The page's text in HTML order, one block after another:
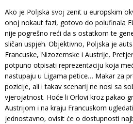
Ako je Poljska svoj zenit u europskim
onoj nokaut fazi, gotovo do polufinala
nije pogrešno reći da s ostatkom te
sličan uspjeh. Objektivno, Poljska je
Francuske, Nizozemske i Austrije.
potpuno otpisati reprezentaciju koja
nastupaju u Ligama petice… Makar za
pozicije, ali i takav scenarij ne nosi sa
vjerojatnost. Hoće li Orlovi kroz pakao
Austrijom i na kraju Francuskom
jednostavno, ovisit će o dostupnosti